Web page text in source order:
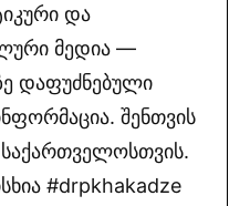
და
მედია —
დაფუძნებული
შენთვის
საქართველოსთვის.
#drpkhakadze